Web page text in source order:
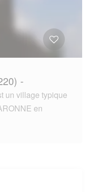
-
un village typique
en